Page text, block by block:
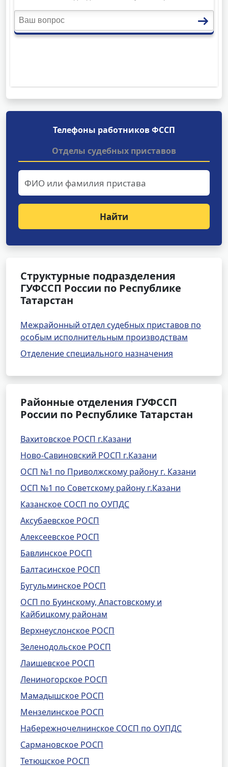
Телефоны работников ФССП
Отделы судебных приставов
Найти
Структурные подразделения
ГУФССП России по Республике
Татарстан
Межрайонный отдел судебных приставов по
особым исполнительным производствам
Отделение специального назначения
Районные отделения ГУФССП
России по Республике Татарстан
Вахитовское РОСП г.Казани
Ново-Савиновский РОСП г.Казани
ОСП №1 по Приволжскому району г. Казани
ОСП №1 по Советскому району г.Казани
Казанское СОСП по ОУПДС
Аксубаевское РОСП
Алексеевское РОСП
Бавлинское РОСП
Балтасинское РОСП
Бугульминское РОСП
ОСП по Буинскому, Апастовскому и
Кайбицкому районам
Верхнеуслонское РОСП
Зеленодольское РОСП
Лаишевское РОСП
Лениногорское РОСП
Мамадышское РОСП
Мензелинское РОСП
Набережночелнинское СОСП по ОУПДС
Сармановское РОСП
Тетюшское РОСП